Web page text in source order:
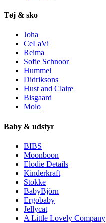
Tøj & sko
Joha
CeLaVi
Reima
Sofie Schnoor
Hummel
Didriksons
Hust and Claire
Bisgaard
Molo
Baby & udstyr
BIBS
Moonboon
Elodie Details
Kinderkraft
Stokke
BabyBjörn
Ergobaby
Jellycat
A Little Lovely Company